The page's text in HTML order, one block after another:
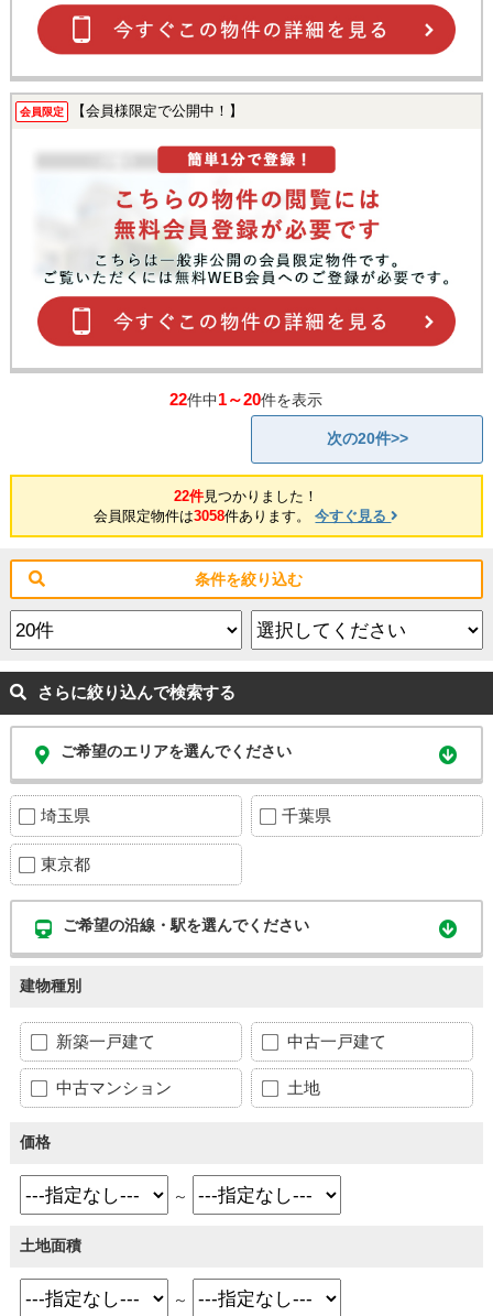
会員限定 【会員様限定で公開中！】
22件中1～20件を表示
次の20件>>
22件見つかりました！
会員限定物件は3058件あります。今すぐ見る
条件を絞り込む
さらに絞り込んで検索する
ご希望のエリアを選んでください
埼玉県 千葉県
東京都
ご希望の沿線・駅を選んでください
建物種別
新築一戸建て 中古一戸建て
中古マンション 土地
価格
～
土地面積
～